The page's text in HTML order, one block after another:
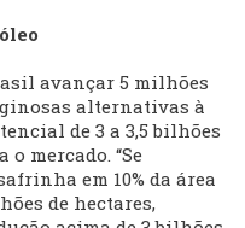
avançar 5 milhões
alternativas à
de 3 a 3,5 bilhões
mercado. “Se
em 10% da área
de hectares,